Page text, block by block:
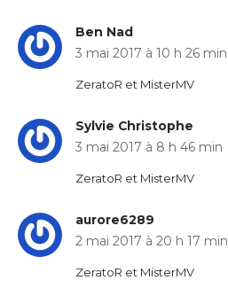
Ben Nad
3 mai 2017 à 10 h 26 min
ZeratoR et MisterMV
Sylvie Christophe
3 mai 2017 à 8 h 46 min
ZeratoR et MisterMV
aurore6289
2 mai 2017 à 20 h 17 min
ZeratoR et MisterMV